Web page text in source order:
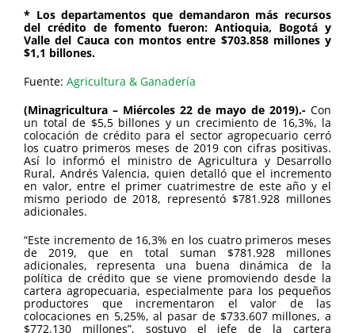
* Los departamentos que demandaron más recursos
del crédito de fomento fueron: Antioquia, Bogotá y
Valle del Cauca con montos entre $703.858 millones y
$1,1 billones.
Fuente: Agricultura & Ganadería
(Minagricultura – Miércoles 22 de mayo de 2019).- Con
un total de $5,5 billones y un crecimiento de 16,3%, la
colocación de crédito para el sector agropecuario cerró
los cuatro primeros meses de 2019 con cifras positivas.
Así lo informó el ministro de Agricultura y Desarrollo
Rural, Andrés Valencia, quien detalló que el incremento
en valor, entre el primer cuatrimestre de este año y el
mismo periodo de 2018, representó $781.928 millones
adicionales.
“Este incremento de 16,3% en los cuatro primeros meses
de 2019, que en total suman $781.928 millones
adicionales, representa una buena dinámica de la
política de crédito que se viene promoviendo desde la
cartera agropecuaria, especialmente para los pequeños
productores que incrementaron el valor de las
colocaciones en 5,25%, al pasar de $733.607 millones, a
$772.130 millones”, sostuvo el jefe de la cartera